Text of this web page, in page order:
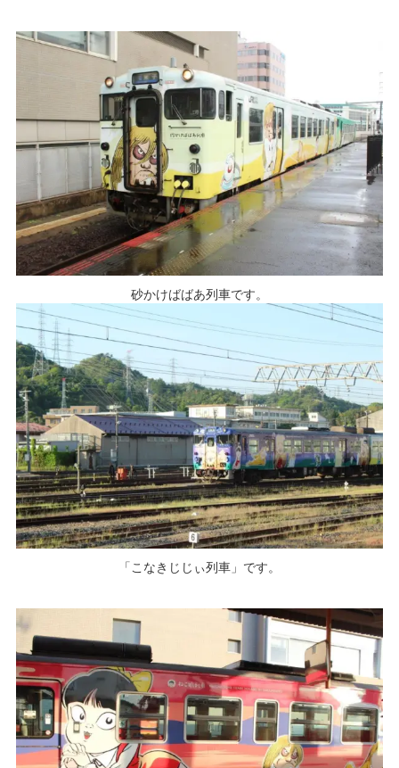
砂かけばばあ列車です。
「こなきじじぃ列車」です。